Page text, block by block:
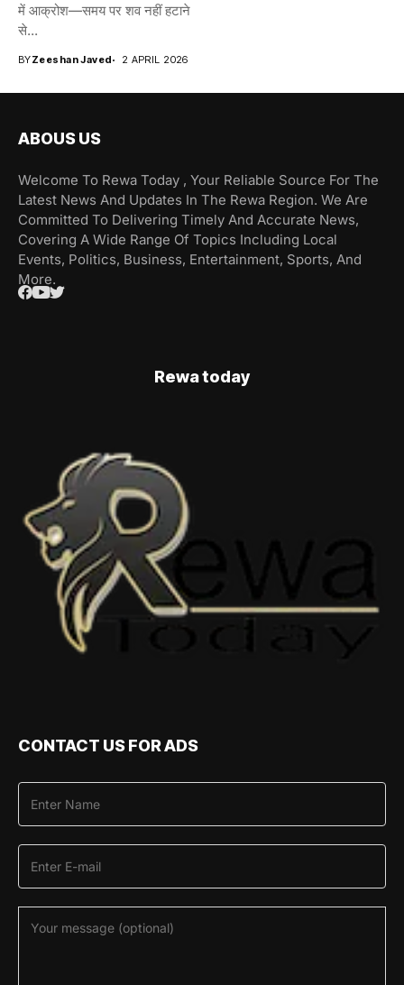
में आक्रोश—समय पर शव नहीं हटाने
से...
BYZeeshan Javed 2 APRIL 2026
ABOUS US
Welcome To Rewa Today , Your Reliable Source For The
Latest News And Updates In The Rewa Region. We Are
Committed To Delivering Timely And Accurate News,
Covering A Wide Range Of Topics Including Local
Events, Politics, Business, Entertainment, Sports, And
More.
Rewa today
CONTACT US FOR ADS